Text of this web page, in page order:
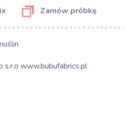
Zamów próbkę
s.r.o www.bubufabrics.pl